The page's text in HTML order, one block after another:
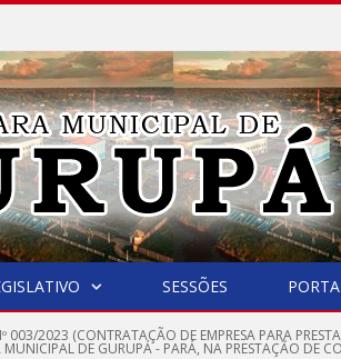
SESSÕES
003/2023 (CONTRATAÇÃO DE EMPRESA PARA
DE GURUPÁ - PARÁ, NA PRESTAÇÃO DE